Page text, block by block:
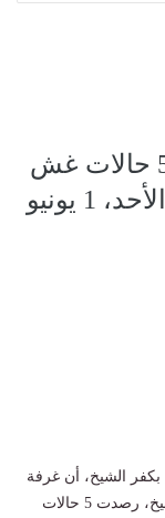
وكيل تعليم كفر الشيخ: ضبط 5 حالات غش
وإحالة ملاحظين للتحقيقاليوم الأحد، 1 يونيو
بكفر الشيخ، أن غرفة
العمليات بمديرية التربية والتعليم بمحافظة كفرالشيخ، رصدت 5 حالات